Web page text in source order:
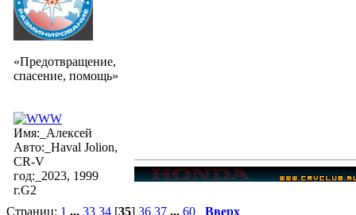
«Предотвращение,
спасение, помощь»
Имя:_Алексей
Авто:_Haval Jolion,
CR-V
год:_2023, 1999
г.G2
Страниц: 1 ... 33 34 [35] 36 37 ... 60 Вверх